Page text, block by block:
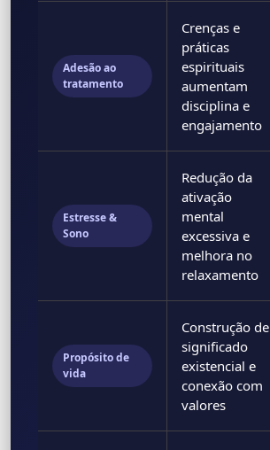
Adesão ao
tratamento
Crenças e
práticas
espirituais
aumentam
disciplina e
engajamento
Estresse &
Sono
Redução da
ativação
mental
excessiva e
melhora no
relaxamento
Propósito de
vida
Construção de
significado
existencial e
conexão com
valores